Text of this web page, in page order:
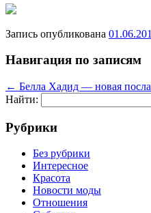
Запись опубликована
Навигация по записям
← Белла Хадид — новая
Найти:
Рубрики
Без рубрики
Интересное
Красота
Новости моды
Отношения